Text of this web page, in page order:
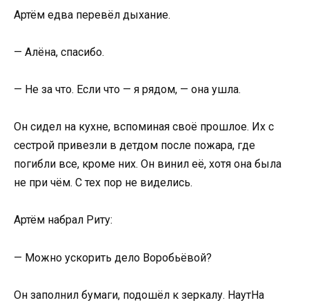
Артём едва перевёл дыхание.
— Алёна, спасибо.
— Не за что. Если что — я рядом, — она ушла.
Он сидел на кухне, вспоминая своё прошлое. Их с
сестрой привезли в детдом после пожара, где
погибли все, кроме них. Он винил её, хотя она была
не при чём. С тех пор не виделись.
Артём набрал Риту:
— Можно ускорить дело Воробьёвой?
Он заполнил бумаги, подошёл к зеркалу. НаутНа